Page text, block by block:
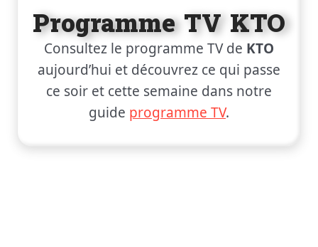
Programme TV KTO
Consultez le programme TV de KTO
aujourd’hui et découvrez ce qui passe
ce soir et cette semaine dans notre
guide programme TV.